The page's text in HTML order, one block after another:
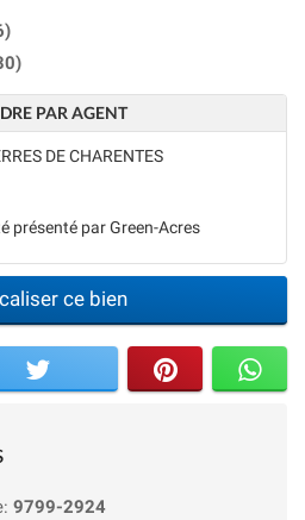
PAR AGENT
DE CHARENTES
présenté par Green-Acres
ce bien
9799-2924